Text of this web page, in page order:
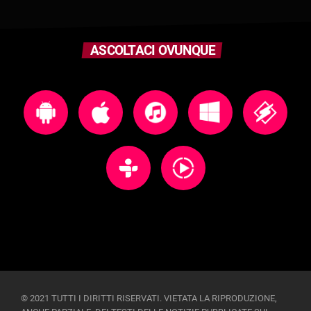
ASCOLTACI OVUNQUE
© 2021 TUTTI I DIRITTI RISERVATI. VIETATA LA RIPRODUZIONE,